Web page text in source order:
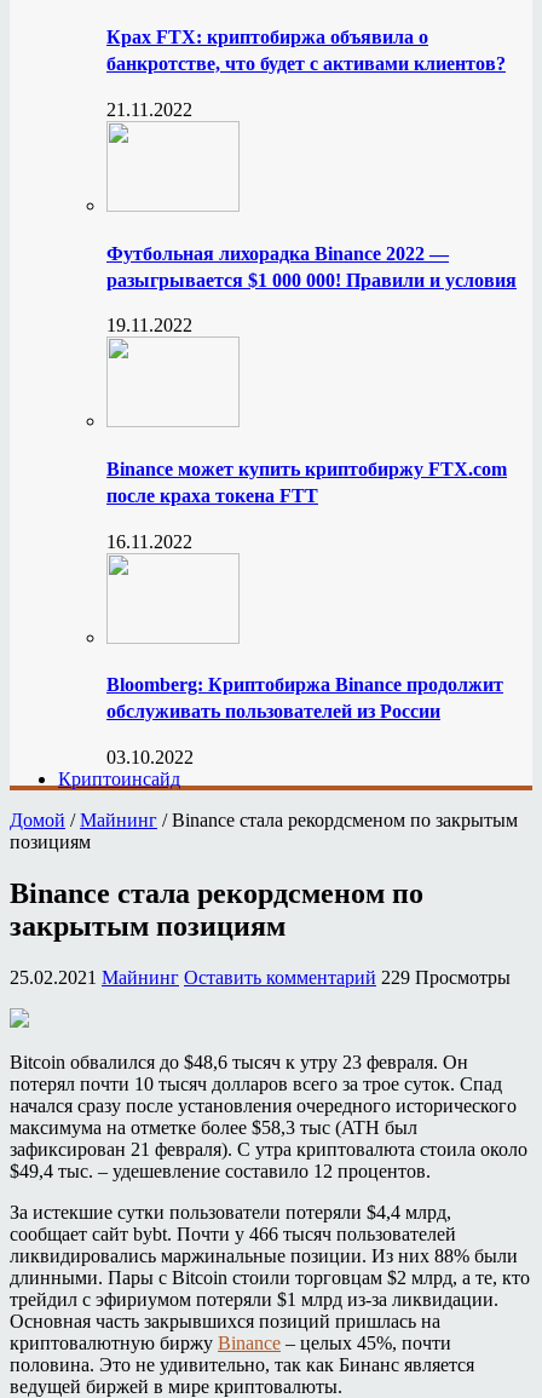
Крах FTX: криптобиржа объявила о
банкротстве, что будет с активами клиентов?
21.11.2022
Футбольная лихорадка Binance 2022 —
разыгрывается $1 000 000! Правили и условия
19.11.2022
Binance может купить криптобиржу FTX.com
после краха токена FTT
16.11.2022
Bloomberg: Криптобиржа Binance продолжит
обслуживать пользователей из России
03.10.2022
Криптоинсайд
Домой / Майнинг / Binance стала рекордсменом по закрытым
позициям
Binance стала рекордсменом по
закрытым позициям
25.02.2021 Майнинг Оставить комментарий 229 Просмотры
Bitcoin обвалился до $48,6 тысяч к утру 23 февраля. Он
потерял почти 10 тысяч долларов всего за трое суток. Спад
начался сразу после установления очередного исторического
максимума на отметке более $58,3 тыс (ATH был
зафиксирован 21 февраля). С утра криптовалюта стоила около
$49,4 тыс. – удешевление составило 12 процентов.
За истекшие сутки пользователи потеряли $4,4 млрд,
сообщает сайт bybt. Почти у 466 тысяч пользователей
ликвидировались маржинальные позиции. Из них 88% были
длинными. Пары с Bitcoin стоили торговцам $2 млрд, а те, кто
трейдил с эфириумом потеряли $1 млрд из-за ликвидации.
Основная часть закрывшихся позиций пришлась на
криптовалютную биржу Binance – целых 45%, почти
половина. Это не удивительно, так как Бинанс является
ведущей биржей в мире криптовалюты.